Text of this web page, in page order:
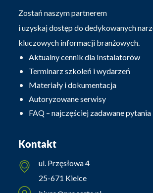
Zostań naszym partnerem
i uzyskaj dostęp do dedykowanych
kluczowych informacji branżowych.
Aktualny cennik dla Instalatorów
Terminarz szkoleń i wydarzeń
Materiały i dokumentacja
Autoryzowane serwisy
FAQ – najczęściej zadawane pytania
Kontakt
ul. Przęsłowa 4
25-671 Kielce